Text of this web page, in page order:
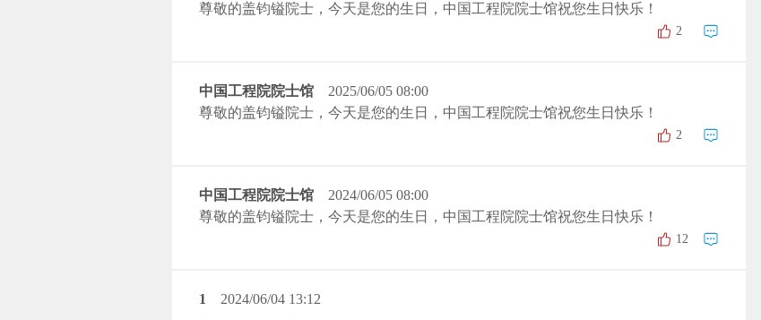
尊敬的盖钧镒院士，今天是您的生日，中国工程院院士馆祝您生日快乐！
2
中国工程院院士馆
2025/06/05 08:00
尊敬的盖钧镒院士，今天是您的生日，中国工程院院士馆祝您生日快乐！
2
中国工程院院士馆
2024/06/05 08:00
尊敬的盖钧镒院士，今天是您的生日，中国工程院院士馆祝您生日快乐！
12
1
2024/06/04 13:12